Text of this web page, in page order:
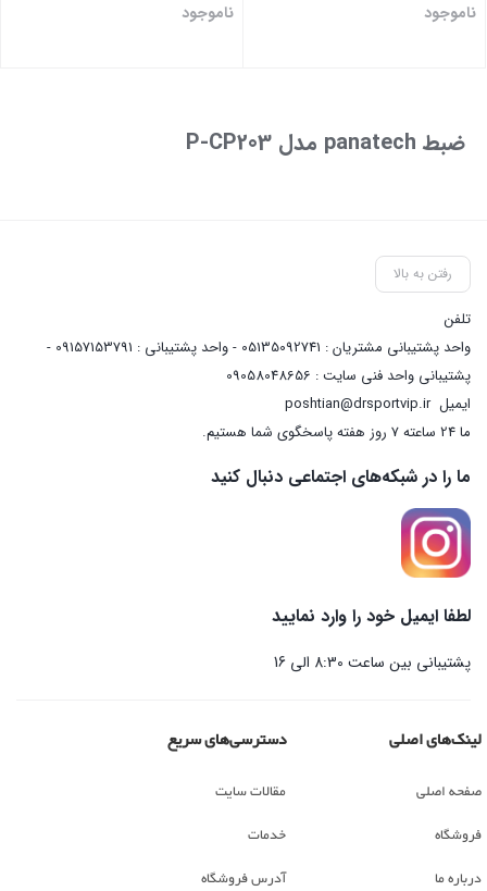
ناموجود ناموجود
ضبط panatech مدل P-CP203
رفتن به بالا
تلفن
واحد پشتیبانی مشتریان : 05135092741 - واحد پشتیبانی : 09157153791 -
پشتیبانی واحد فنی سایت : 09058048656
ایمیلposhtian@drsportvip.ir
ما 24 ساعته 7 روز هفته پاسخگوی شما هستیم.
ما را در شبکه‌های اجتماعی دنبال کنید
لطفا ایمیل خود را وارد نمایید
پشتیبانی بین ساعت 8:30 الی 16
لینک‌های اصلی
صفحه اصلی
فروشگاه
درباره ما
دسترسی‌های سریع
مقالات سایت
خدمات
آدرس فروشگاه